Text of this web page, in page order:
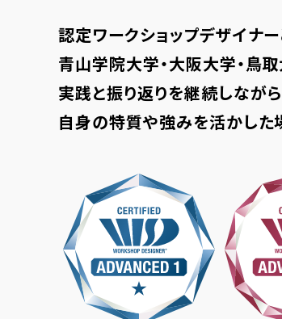
認定ワークショップデザイナー
青山学院大学・大阪大学・鳥
実践と振り返りを継続しなが
自身の特質や強みを活かした